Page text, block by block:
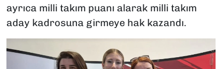
ayrıca milli takım puanı alarak milli takım
aday kadrosuna girmeye hak kazandı.